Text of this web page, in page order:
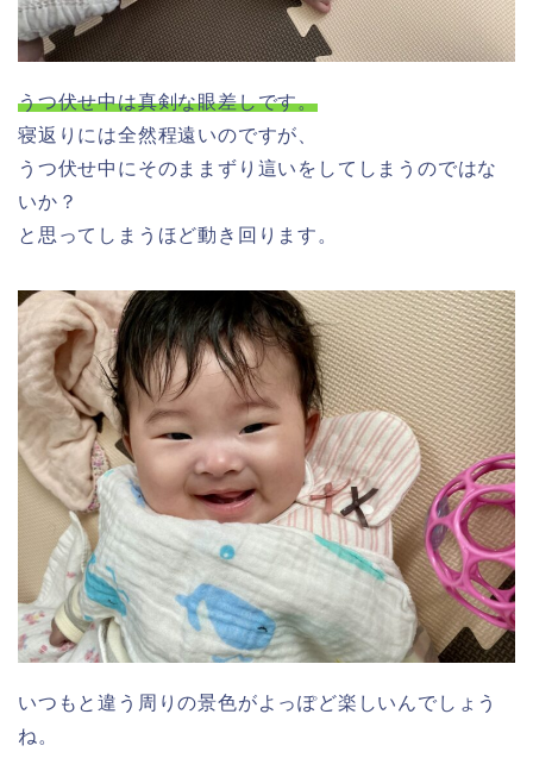
うつ伏せ中は真剣な眼差しです。
寝返りには全然程遠いのですが、
うつ伏せ中にそのままずり這いをしてしまうのではな
いか？
と思ってしまうほど動き回ります。
いつもと違う周りの景色がよっぽど楽しいんでしょう
ね。